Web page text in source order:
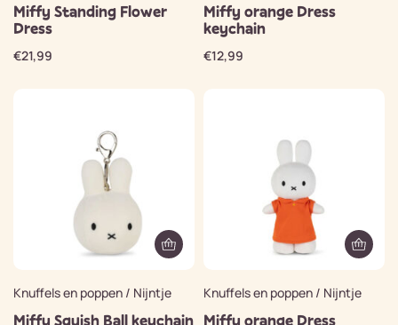
Miffy Standing Flower
Dress
€21,99
Miffy orange Dress
keychain
€12,99
Knuffels en poppen / Nijntje
Miffy Squish Ball keychain
Knuffels en poppen / Nijntje
Miffy orange Dress